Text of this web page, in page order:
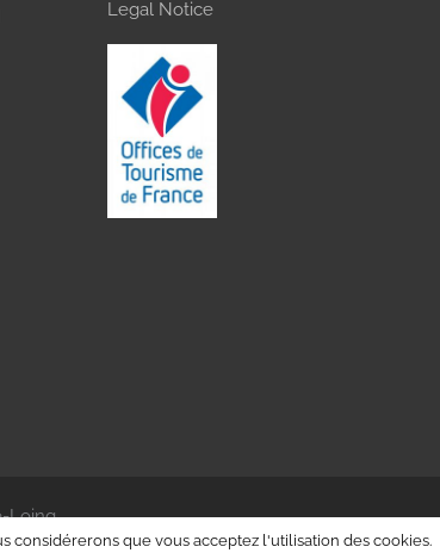
Legal Notice
Loing
considérerons que vous acceptez l'utilisation des cookies.